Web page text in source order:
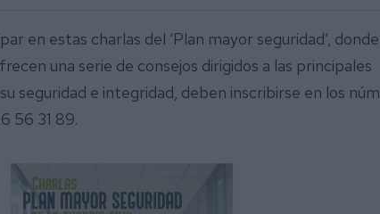
en estas charlas del ‘Plan mayor seguridad’, donde
una serie de consejos dirigidos a las principales
seguridad e integridad, deben inscribirse en los
56 31 89.